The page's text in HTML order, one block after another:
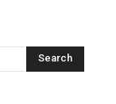
Search